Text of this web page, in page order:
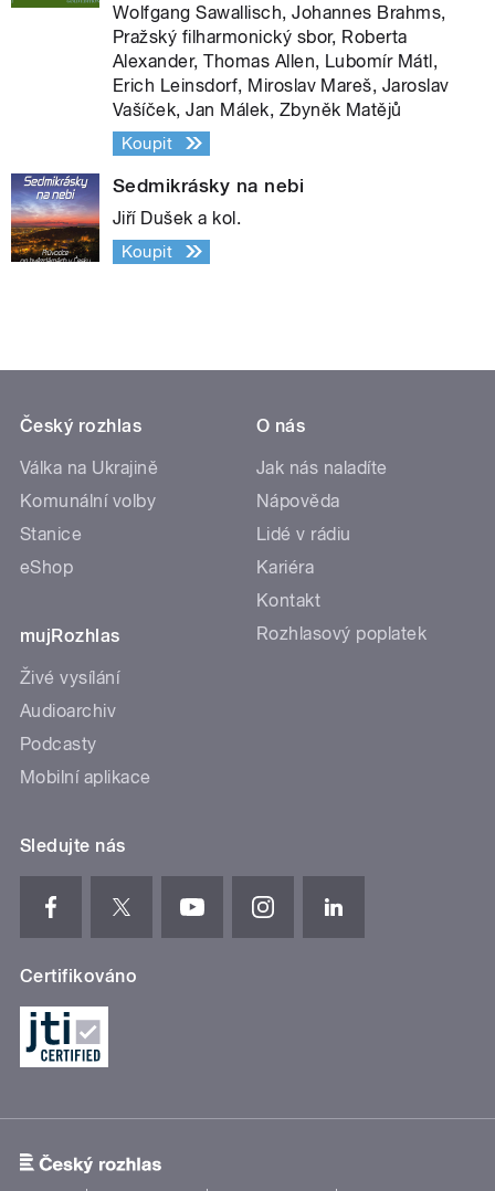
Wolfgang Sawallisch, Johannes Brahms,
Pražský filharmonický sbor, Roberta
Alexander, Thomas Allen, Lubomír Mátl,
Erich Leinsdorf, Miroslav Mareš, Jaroslav
Vašíček, Jan Málek, Zbyněk Matějů
Koupit
Sedmikrásky na nebi
Jiří Dušek a kol.
Koupit
Český rozhlas
Válka na Ukrajině
Komunální volby
Stanice
eShop
mujRozhlas
Živé vysílání
Audioarchiv
Podcasty
Mobilní aplikace
O nás
Jak nás naladíte
Nápověda
Lidé v rádiu
Kariéra
Kontakt
Rozhlasový poplatek
Sledujte nás
Certifikováno